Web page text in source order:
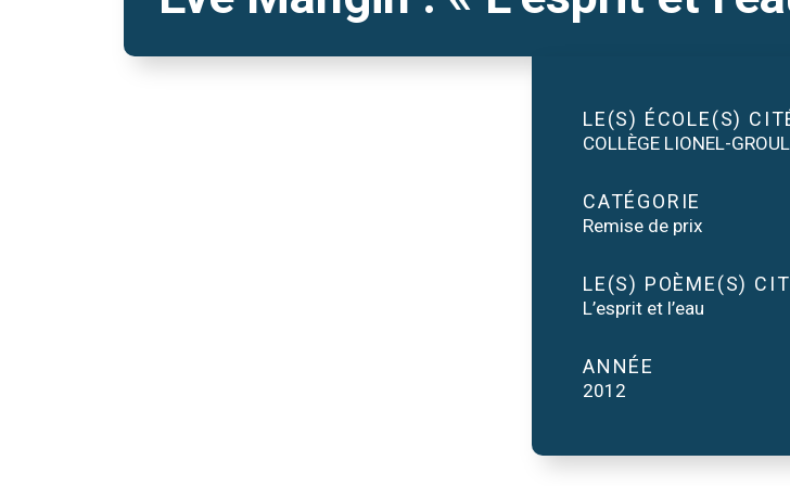
LE(S) ÉCOLE(S)
COLLÈGE LIONEL-
CATÉGORIE
Remise de prix
LE(S) POÈME(S)
L’esprit et l’eau
ANNÉE
2012